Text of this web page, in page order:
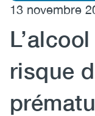
EN FR
13 novembre
risque